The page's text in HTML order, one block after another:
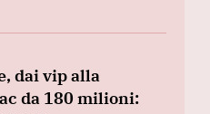
dai vip alla
da 180 milioni: